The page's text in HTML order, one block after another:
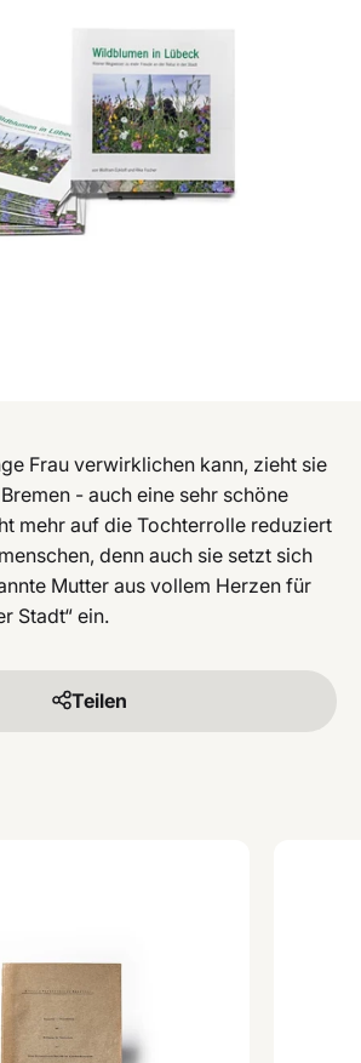
Frau verwirklichen kann, zieht sie
- auch eine sehr schöne
mehr auf die Tochterrolle reduziert
denn auch sie setzt sich
Mutter aus vollem Herzen für
Stadt“ ein.
Teilen